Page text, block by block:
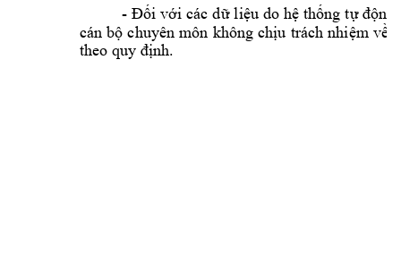
- Đối với các dữ liệu do hệ thống tự động
cán bộ chuyên môn không chịu trách nhiệm về
theo quy định.